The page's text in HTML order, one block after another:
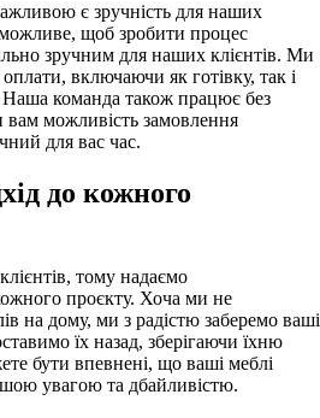
є зручність для наших
щоб зробити процес
зручним для наших клієнтів. Ми
включаючи як готівку, так і
Наша команда також працює без
вам можливість замовлення
для вас час.
до кожного
тому надаємо
проєкту. Хоча ми не
на дому, ми з радістю заберемо ваші
їх назад, зберігаючи їхню
бути впевнені, що ваші меблі
увагою та дбайливістю.